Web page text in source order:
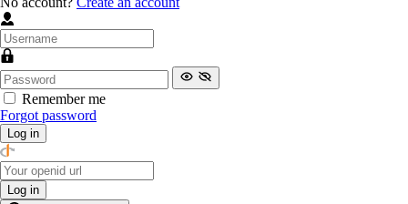
Remember me
Forgot password
Log in
Log in